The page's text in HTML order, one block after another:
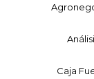
Caja